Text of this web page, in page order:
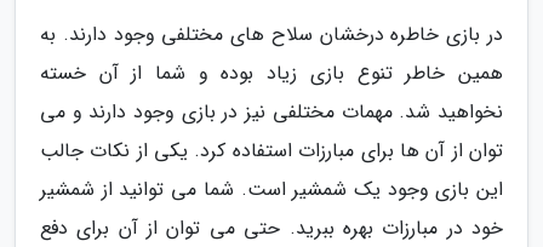
در بازی خاطره درخشان سلاح های مختلفی وجود دارند. به
همین خاطر تنوع بازی زیاد بوده و شما از آن خسته
نخواهید شد. مهمات مختلفی نیز در بازی وجود دارند و می
توان از آن ها برای مبارزات استفاده کرد. یکی از نکات جالب
این بازی وجود یک شمشیر است. شما می توانید از شمشیر
خود در مبارزات بهره ببرید. حتی می توان از آن برای دفع